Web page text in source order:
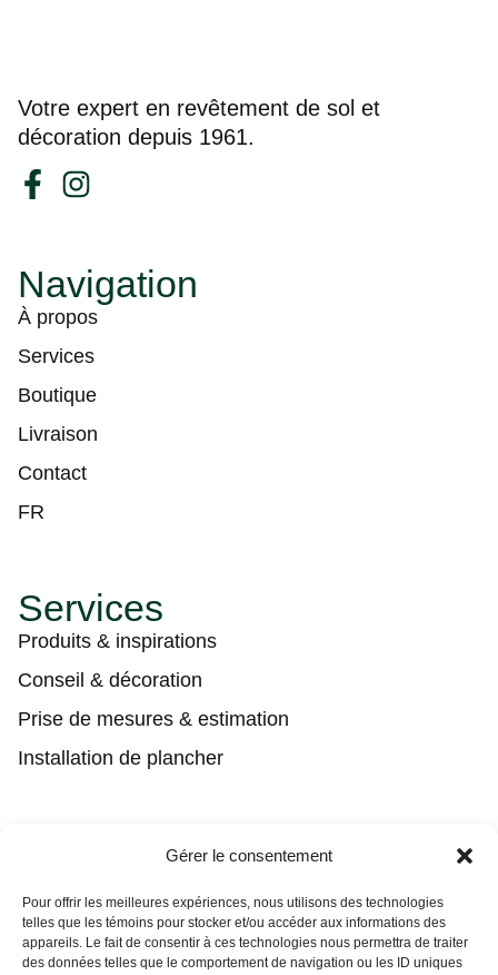
Gérer le consentement
Pour offrir les meilleures expériences, nous utilisons des technologies
telles que les témoins pour stocker et/ou accéder aux informations des
appareils. Le fait de consentir à ces technologies nous permettra de traiter
des données telles que le comportement de navigation ou les ID uniques
Votre expert en revêtement de sol et
décoration depuis 1961.
Navigation
À propos
Services
Boutique
Livraison
Contact
FR
Services
Produits & inspirations
Conseil & décoration
Prise de mesures & estimation
Installation de plancher
tgl@tapisguylaberge.com